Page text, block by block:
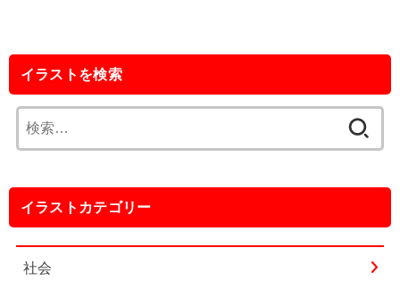
イラストを検索
索:
イラストカテゴリー
社会